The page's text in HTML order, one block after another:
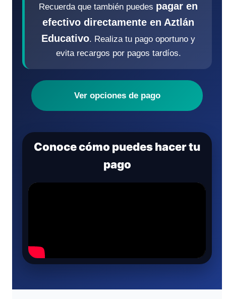
Recuerda que también puedes pagar en
efectivo directamente en Aztlán
Educativo. Realiza tu pago oportuno y
evita recargos por pagos tardíos.
Ver opciones de pago
Conoce cómo puedes hacer tu
pago